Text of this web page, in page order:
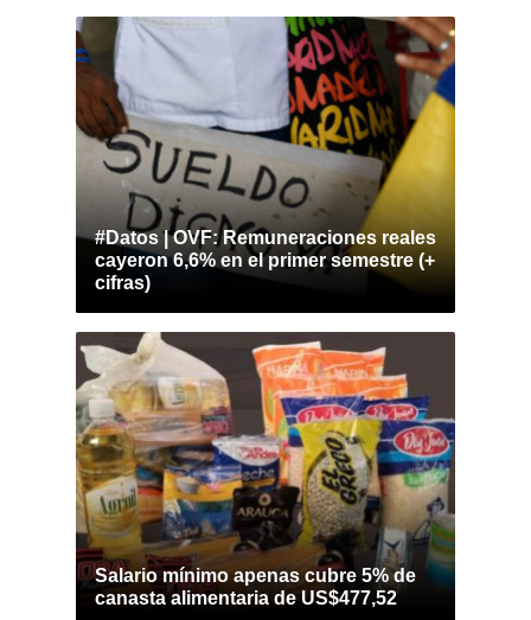
#Datos | OVF: Remuneraciones reales
cayeron 6,6% en el primer semestre (+
cifras)
Salario mínimo apenas cubre 5% de
canasta alimentaria de US$477,52